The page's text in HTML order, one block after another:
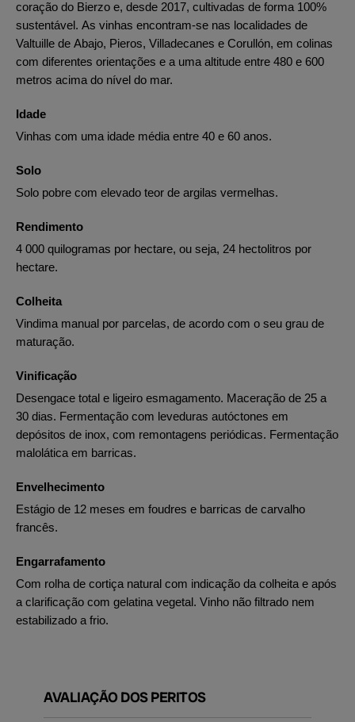
coração do Bierzo e, desde 2017, cultivadas de forma 100%
sustentável. As vinhas encontram-se nas localidades de
Valtuille de Abajo, Pieros, Villadecanes e Corullón, em colinas
com diferentes orientações e a uma altitude entre 480 e 600
metros acima do nível do mar.
Idade
Vinhas com uma idade média entre 40 e 60 anos.
Solo
Solo pobre com elevado teor de argilas vermelhas.
Rendimento
4 000 quilogramas por hectare, ou seja, 24 hectolitros por
hectare.
Colheita
Vindima manual por parcelas, de acordo com o seu grau de
maturação.
Vinificação
Desengace total e ligeiro esmagamento. Maceração de 25 a
30 dias. Fermentação com leveduras autóctones em
depósitos de inox, com remontagens periódicas. Fermentação
malolática em barricas.
Envelhecimento
Estágio de 12 meses em foudres e barricas de carvalho
francês.
Engarrafamento
Com rolha de cortiça natural com indicação da colheita e após
a clarificação com gelatina vegetal. Vinho não filtrado nem
estabilizado a frio.
AVALIAÇÃO DOS PERITOS